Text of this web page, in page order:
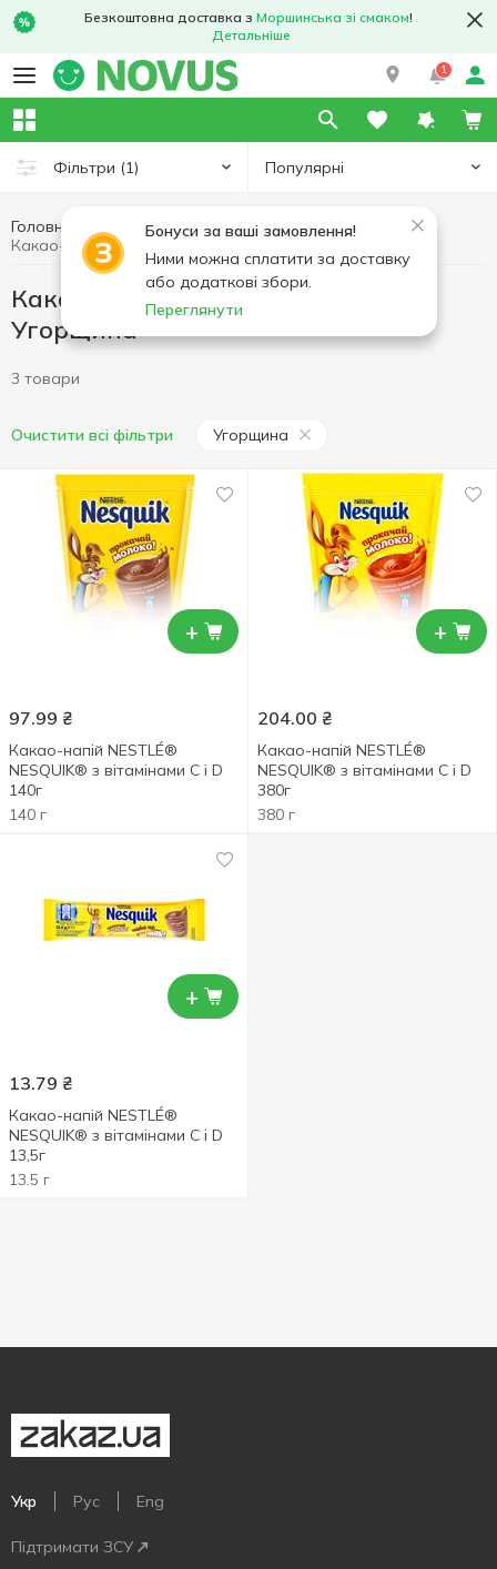
Безкоштовна доставка з Моршинська зі смаком!
Детальніше
1
Фільтри (1) Популярні
Бонуси за ваші замовлення!
Ними можна сплатити за доставку
або додаткові збори.
Переглянути
Головна Гарячі напої
Какао-напої та гарячий шоколад
Угорщина
3 товари
Очистити всі фільтри Угорщина
+
97.99 ₴
Какао-напій NESTLÉ®
NESQUIK® з вітамінами C і D
140г
140 г
+
204.00 ₴
Какао-напій NESTLÉ®
NESQUIK® з вітамінами С і D
380г
380 г
+
13.79 ₴
Какао-напій NESTLÉ®
NESQUIK® з вітамінами С і D
13,5г
13.5 г
Укр Рус Eng
Підтримати ЗСУ